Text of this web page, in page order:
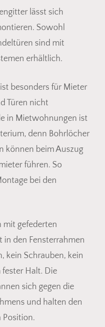
lässt sich
Sowohl
sind mit
erhältlich.
besonders für Mieter
Türen nicht
in Mietwohnungen ist
denn Bohrlöcher
können beim Auszug
führen. So
bei den
gefederten
in den Fensterrahmen
kein Schrauben, kein
Halt. Die
sich gegen die
und halten den
Position.